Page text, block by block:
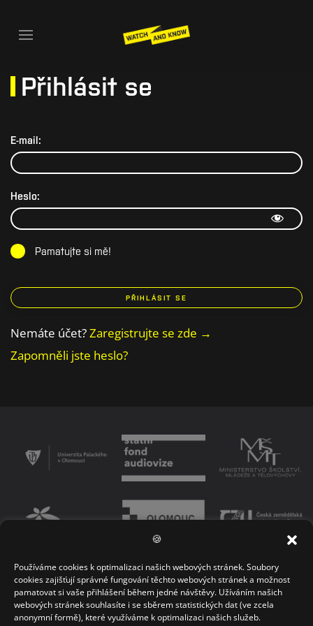
🍪
Používáme cookies k optimalizaci našich webových stránek. Soubory
cookies zajišťují správné fungování těchto webových stránek a možnost
pamatovat si vaše přihlášení během jedné návštěvy. Užíváním našich
webových stránek souhlasíte i se sběrem statistických dat (ve zcela
anonymní formě), které využíváme k optimalizaci našich služeb.
Přihlásit se
E-mail:
Heslo:
Pamatujte si mě!
Nemáte účet?Zaregistrujte se zde →
Zapomněli jste heslo?
PODMÍNKY UŽÍVÁNÍ PLATFORMY ZÁSADY OCHRANY OSOBNÍCH ÚDAJŮ
KONTAKT